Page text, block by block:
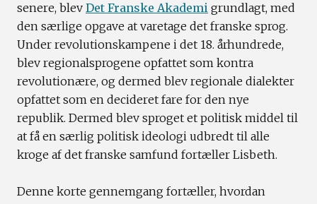
senere, blev Det Franske Akademi grundlagt, med
den særlige opgave at varetage det franske sprog.
Under revolutionskampene i det 18. århundrede,
blev regionalsprogene opfattet som kontra
revolutionære, og dermed blev regionale dialekter
opfattet som en decideret fare for den nye
republik. Dermed blev sproget et politisk middel til
at få en særlig politisk ideologi udbredt til alle
kroge af det franske samfund fortæller Lisbeth.
Denne korte gennemgang fortæller, hvordan